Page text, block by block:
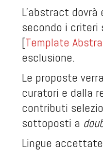
L'abstract dovrà
secondo i criteri
[Template
esclusione.
Le proposte
curatori e dalla
contributi
sottoposti a
Lingue